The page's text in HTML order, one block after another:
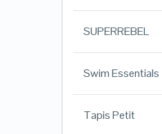
SUPERREBEL
Swim Essentials
Tapis Petit